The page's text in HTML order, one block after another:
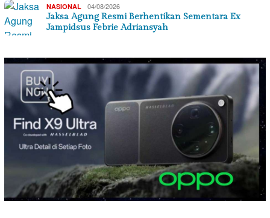
NASIONAL 04/08/2026
Jaksa Agung Resmi Berhentikan Sementara Ex
Jampidsus Febrie Adriansyah